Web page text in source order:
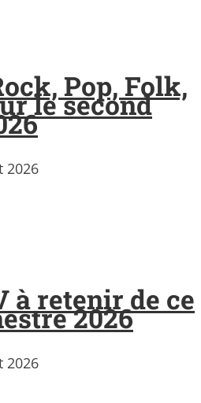
Pop, Folk,
le second
2026
à retenir de ce
2026
2026